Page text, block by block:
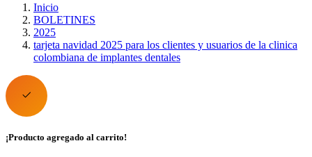
Inicio
BOLETINES
2025
tarjeta navidad 2025 para los clientes y usuarios de la clinica
colombiana de implantes dentales
¡Producto agregado al carrito!